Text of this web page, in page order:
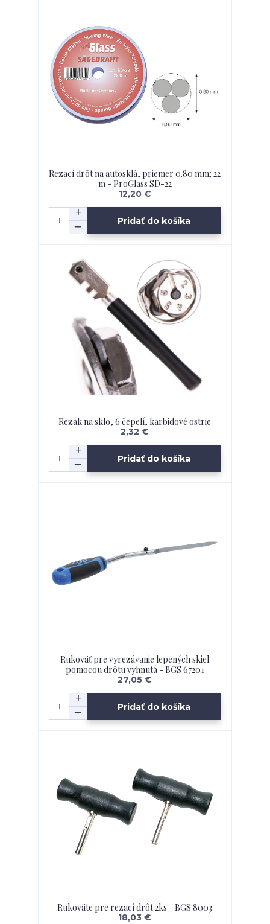
Rezací drôt na autosklá, priemer 0.80 mm; 22
m - ProGlass SD-22
12,20 €
Pridať do košíka
Rezák na sklo, 6 čepelí, karbidové ostrie
2,32 €
Pridať do košíka
Rukoväť pre vyrezávanie lepených skiel
pomocou drôtu vyhnutá - BGS 67201
27,05 €
Pridať do košíka
Rukoväte pre rezací drôt 2ks - BGS 8003
18,03 €